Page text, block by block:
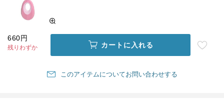
660円
残りわずか カートに入れる
このアイテムについてお問い合わせする